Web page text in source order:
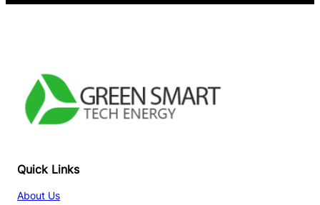
Quick Links
About Us